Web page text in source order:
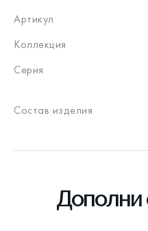
Артикул
Коллекция
Серия
Состав изделия
Дополни